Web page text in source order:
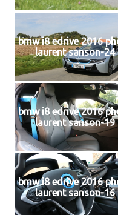
bmw i8 edrive 2016
laurent sanson-24
bmw i8 edrive 2016
laurent sanson-19
bmw i8 edrive 2016
laurent sanson-16